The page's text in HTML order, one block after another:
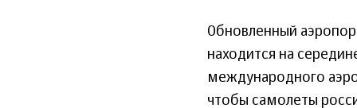
Обновленный
находится на
международного
чтобы самолеты